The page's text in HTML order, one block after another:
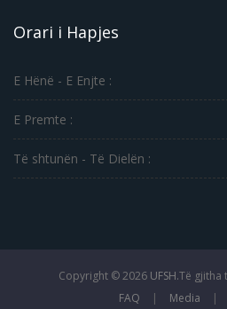
Orari i Hapjes
E Hënë - E Enjte :
E Premte :
Të shtunën - Të Dielën :
Copyright ©2026 UFSH.Të gjitha
FAQ
| Media |